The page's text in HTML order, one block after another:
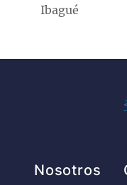
Ibagué
Pie de página
Nosotros